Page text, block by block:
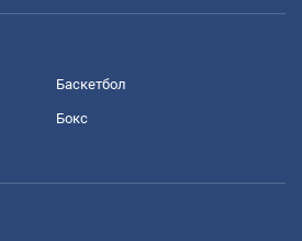
Баскетбол
Бокс